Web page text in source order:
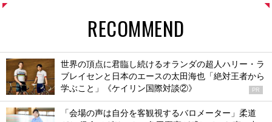
RECOMMEND
世界の頂点に君臨し続けるオランダの超人ハリー・ラ
ブレイセンと日本のエースの太田海也「絶対王者から
学ぶこと」《ケイリン国際対談②》
PR
「会場の声は自分を客観視するバロメーター」柔道